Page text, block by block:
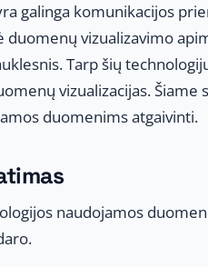
galinga komunikacijos
vizualizavimo
Tarp šių
vizualizacijas. Šiame
duomenims atgaivinti.
naudojamos